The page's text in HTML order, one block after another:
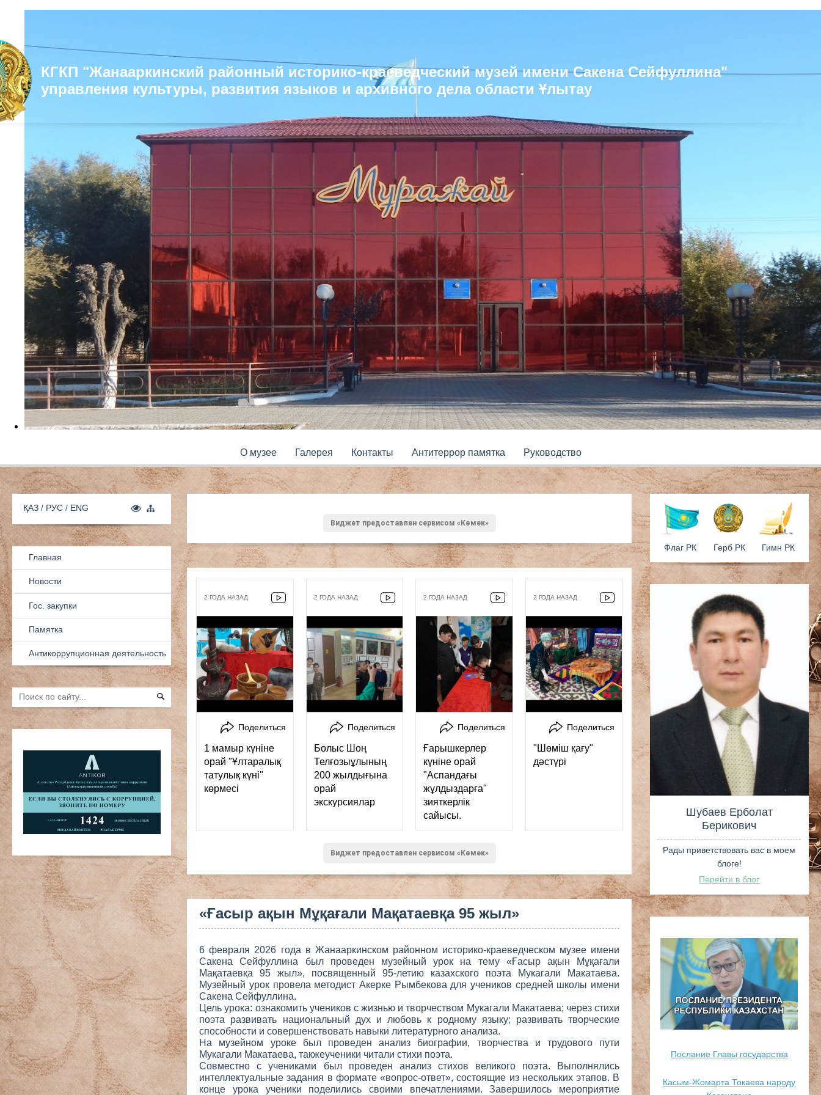
КГКП "Жанааркинский районный историко-краеведческий музей имени Сакена Сейфуллина"
управления культуры, развития языков и архивного дела области Ұлытау
О музее Галерея Контакты Антитеррор памятка Руководство
Главная
Новости
Гос. закупки
Памятка
Антикоррупционная деятельность
Флаг РК Герб
Шубаев
Рады
Перейти
Виджет предоставлен сервисом «Көмек»
2 ГОДА НАЗАД
Поделиться
1 мамыр күніне
орай "Ұлтаралық
татулық күні"
көрмесі
2 ГОДА НАЗАД
Поделиться
Болыс Шоң
Телғозыұлының
200 жылдығына
орай
экскурсиялар
2 ГОДА НАЗАД
Поделиться
Ғарышкерлер
күніне орай
"Аспандағы
жұлдыздарға"
зияткерлік
сайысы.
2 ГОДА НАЗАД
Поделиться
"Шөміш қағу"
дәстүрі
Виджет предоставлен сервисом «Көмек»
«Ғасыр ақын Мұқағали Мақатаевқа 95 жыл»
6 февраля 2026 года в Жанааркинском районном историко-краеведческом музее имени
Сакена Сейфуллина был проведен музейный урок на тему «Ғасыр ақын Мұқағали
Мақатаевқа 95 жыл», посвященный 95-летию казахского поэта Мукагали Макатаева.
Музейный урок провела методист Акерке Рымбекова для учеников средней школы имени
Сакена Сейфуллина.
Цель урока: ознакомить учеников с жизнью и творчеством Мукагали Макатаева; через стихи
поэта развивать национальный дух и любовь к родному языку; развивать творческие
способности и совершенствовать навыки литературного анализа.
На музейном уроке был проведен анализ биографии, творчества и трудового пути
Мукагали Макатаева, такжеученики читали стихи поэта.
Совместно с учениками был проведен анализ стихов великого поэта. Выполнялись
интеллектуальные задания в формате «вопрос-ответ», состоящие из нескольких этапов. В
конце урока ученики поделились своими впечатлениями. Завершилось мероприятие